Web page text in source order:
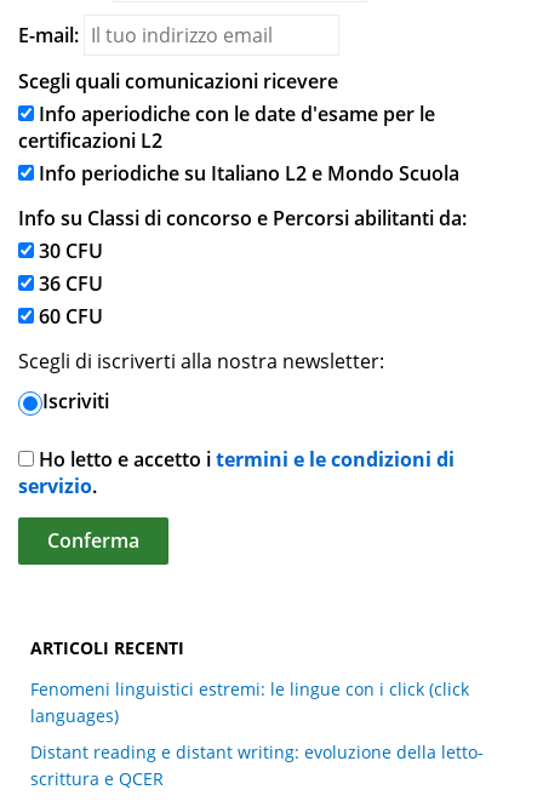
E-mail:
Scegli quali comunicazioni ricevere
Info aperiodiche con le date d'esame per le
certificazioni L2
Info periodiche su Italiano L2 e Mondo Scuola
Info su Classi di concorso e Percorsi abilitanti da:
30 CFU
36 CFU
60 CFU
Scegli di iscriverti alla nostra newsletter:
Iscriviti
Ho letto e accetto itermini e le condizioni di
servizio.
ARTICOLI RECENTI
Fenomeni linguistici estremi: le lingue con i click (click
languages)
Distant reading e distant writing: evoluzione della letto-
scrittura e QCER